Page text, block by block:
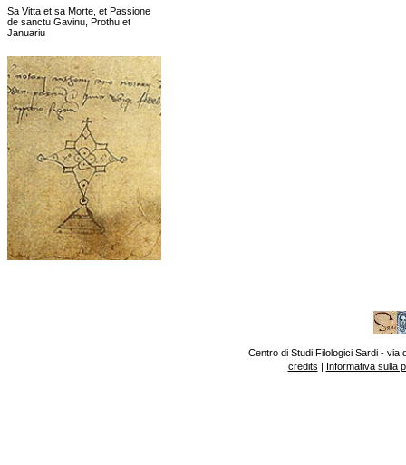
Sa Vitta et sa Morte, et Passione
de sanctu Gavinu, Prothu et
Januariu
Centro di Studi Filologici Sardi - via
credits | Informativa sulla